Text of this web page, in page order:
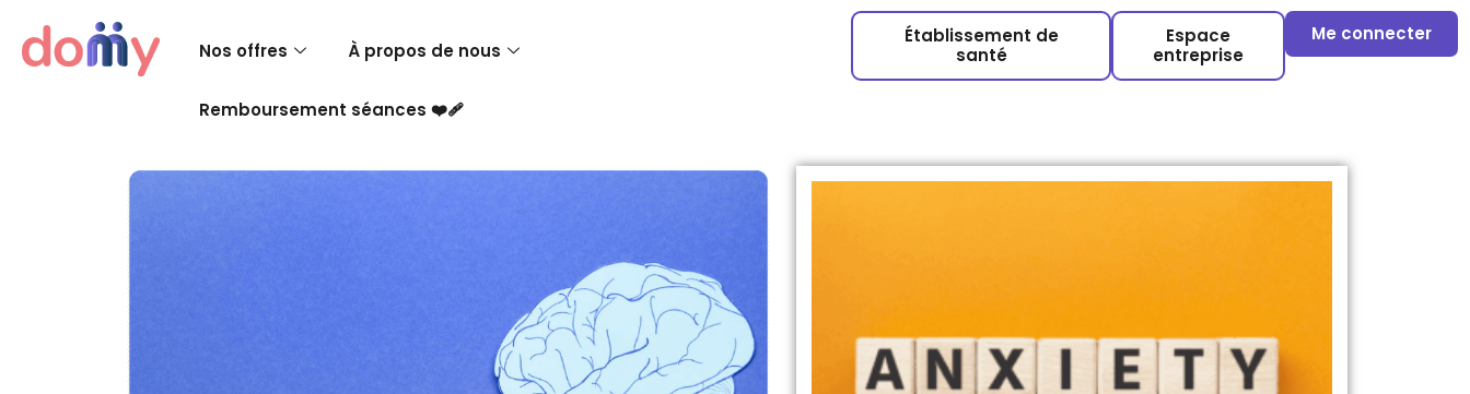
Nos offres À propos de nous
Remboursement séances ❤️‍🩹
Établissement de
santé
Espace
entreprise
Me connecter